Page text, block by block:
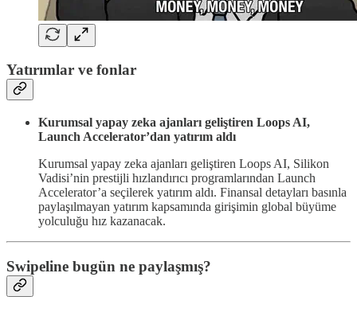
Yatırımlar ve fonlar
Kurumsal yapay zeka ajanları geliştiren Loops AI,
Launch Accelerator’dan yatırım aldı
Kurumsal yapay zeka ajanları geliştiren Loops AI, Silikon
Vadisi’nin prestijli hızlandırıcı programlarından Launch
Accelerator’a seçilerek yatırım aldı. Finansal detayları basınla
paylaşılmayan yatırım kapsamında girişimin global büyüme
yolculuğu hız kazanacak.
Swipeline bugün ne paylaşmış?